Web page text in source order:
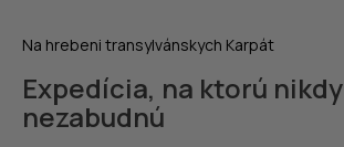
Na hrebeni transylvánskych Karpát
Expedícia, na ktorú nikdy
nezabudnú